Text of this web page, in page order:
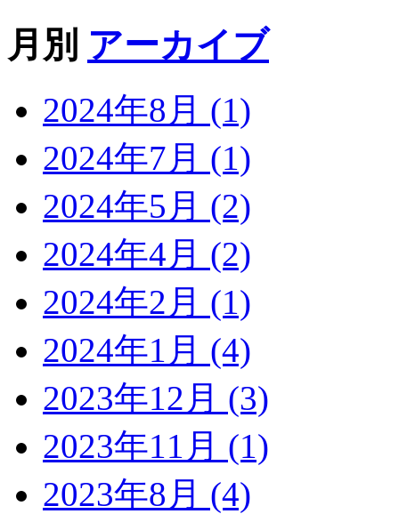
月別 アーカイブ
2024年8月 (1)
2024年7月 (1)
2024年5月 (2)
2024年4月 (2)
2024年2月 (1)
2024年1月 (4)
2023年12月 (3)
2023年11月 (1)
2023年8月 (4)